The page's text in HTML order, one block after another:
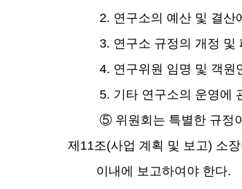
2. 연구소의 예산 및 결산
3. 연구소 규정의 개정 및
4. 연구위원 임명 및 객원
5. 기타 연구소의 운영에
⑤ 위원회는 특별한 규정
제 11조(사업 계획 및 보고) 소
이내에 보고하여야 한다.